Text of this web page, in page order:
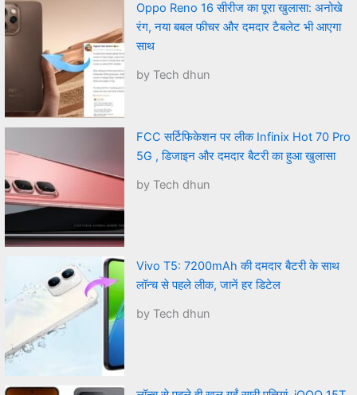
Oppo Reno 16 सीरीज का पूरा खुलासा: अनोखे
रंग, नया बबल फीचर और दमदार टैबलेट भी आएगा
साथ
by Tech dhun
FCC सर्टिफिकेशन पर लीक Infinix Hot 70 Pro
5G , डिजाइन और दमदार बैटरी का हुआ खुलासा
by Tech dhun
Vivo T5: 7200mAh की दमदार बैटरी के साथ
लॉन्च से पहले लीक, जानें हर डिटेल
by Tech dhun